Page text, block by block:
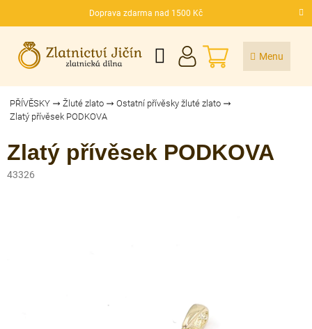
Doprava zdarma nad 1500 Kč
CZK
NÁKUPNÍ
KOŠÍK
PŘÍVĚSKY Žluté zlato
Ostatní přívěsky žluté zlato
Zlatý přívěsek PODKOVA
Zlatý přívěsek PODKOVA
43326